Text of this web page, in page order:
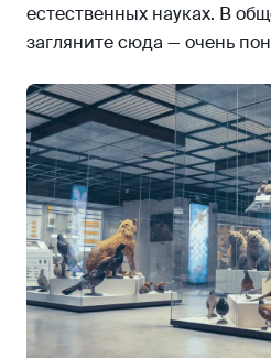
естественных науках. В
загляните сюда — очень